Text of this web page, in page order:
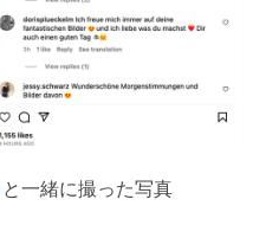
一緒に撮った写真